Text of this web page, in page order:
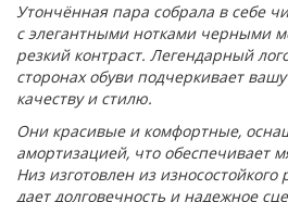
Утончённая пара собрала в себе
с элегантными нотками черными
резкий контраст. Легендарный
сторонах обуви подчеркивает
качеству и стилю.
Они красивые и комфортные,
амортизацией, что обеспечивает
Низ изготовлен из
дает долговечность и надежное